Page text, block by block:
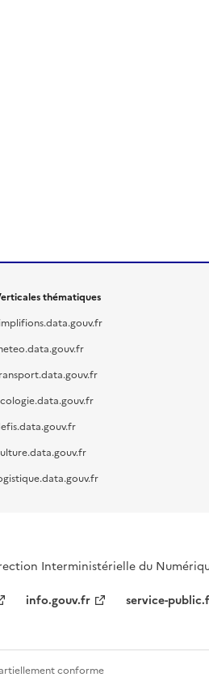
thématiques
Interministérielle du
info.gouv.fr service-
conforme